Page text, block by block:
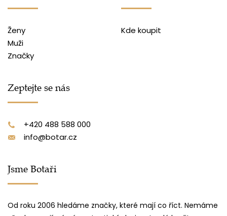
Ženy
Muži
Značky
Kde koupit
Zeptejte se nás
+420 488 588 000
info@botar.cz
Jsme Botaři
Od roku 2006 hledáme značky, které mají co říct. Nemáme